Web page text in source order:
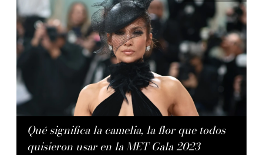
Qué significa la camelia, la flor que todos
quisieron usar en la MET Gala 2023